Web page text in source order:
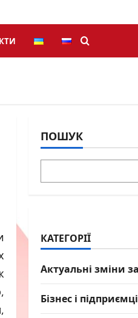
ПОШУК
КАТЕГОРІЇ
Актуальні зміни
Бізнес і підприємці